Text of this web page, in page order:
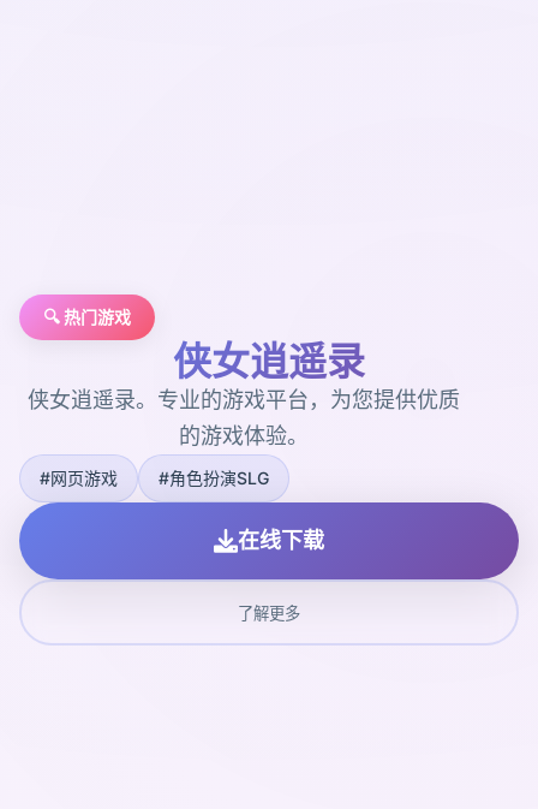
🔍 热门游戏
侠女逍遥录
侠女逍遥录。专业的游戏平台，为您提供优质
的游戏体验。
#网页游戏 #角色扮演SLG
在线下载
了解更多